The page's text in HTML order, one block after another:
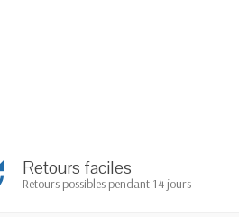
Retours faciles
Retours possibles pendant 14 jours